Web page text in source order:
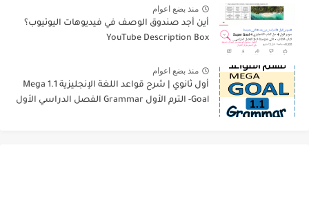
منذ بضع اعوام
أين أجد صندوق الوصف في فيديوهات اليوتيوب؟
YouTube Description Box
منذ بضع اعوام
أول ثانوي | شرح قواعد اللغة الإنجليزية 1.1 Mega
Goal- الترم الأول Grammar الفصل الدراسي الأول